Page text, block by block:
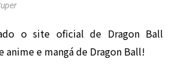
o site oficial de Dragon Ball
anime e mangá de Dragon Ball!